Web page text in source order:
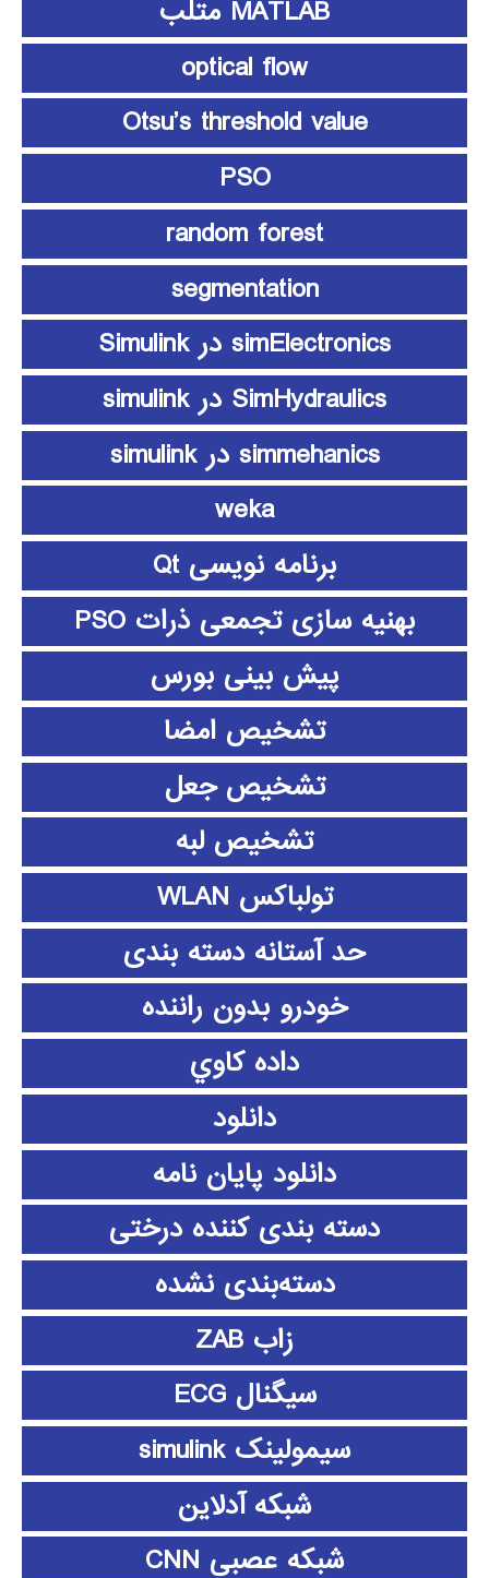
MATLAB متلب
optical flow
Otsu’s threshold value
PSO
random forest
segmentation
simElectronics در Simulink
SimHydraulics در simulink
simmehanics در simulink
weka
برنامه نویسی Qt
بهنیه سازی تجمعی ذرات PSO
پیش بینی بورس
تشخیص امضا
تشخیص جعل
تشخیص لبه
تولباکس WLAN
حد آستانه دسته بندی
خودرو بدون راننده
داده كاوي
دانلود
دانلود پايان نامه
دسته بندی کننده درختی
دسته‌بندی نشده
زاب ZAB
سیگنال ECG
سیمولینک simulink
شبکه آدلاین
شبکه عصبی CNN